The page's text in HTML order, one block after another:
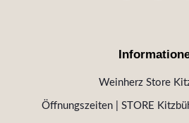
Weinherz Store
Öffnungszeiten | STORE